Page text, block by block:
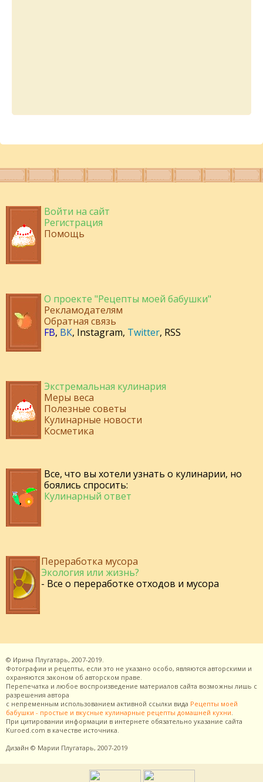
Войти на сайт
Регистрация
Помощь
О проекте "Рецепты моей бабушки"
Рекламодателям
Обратная связь
FB, ВК, Instagram, Twitter, RSS
Экстремальная кулинария
Меры веса
Полезные советы
Кулинарные новости
Косметика
Все, что вы хотели узнать о кулинарии, но
боялись спросить:
Кулинарный ответ
Переработка мусора
Экология или жизнь?
- Все о переработке отходов и мусора
© Ирина Плугатарь, 2007-2019.
Фотографии и рецепты, если это не указано особо, являются авторскими и
охраняются законом об авторском праве.
Перепечатка и любое воспроизведение материалов сайта возможны лишь с
разрешения автора
с непременным использованием активной ссылки вида Рецепты моей
бабушки - простые и вкусные кулинарные рецепты домашней кухни.
При цитировании информации в интернете обязательно указание сайта
Kuroed.com в качестве источника.
Дизайн © Марии Плугатарь, 2007-2019